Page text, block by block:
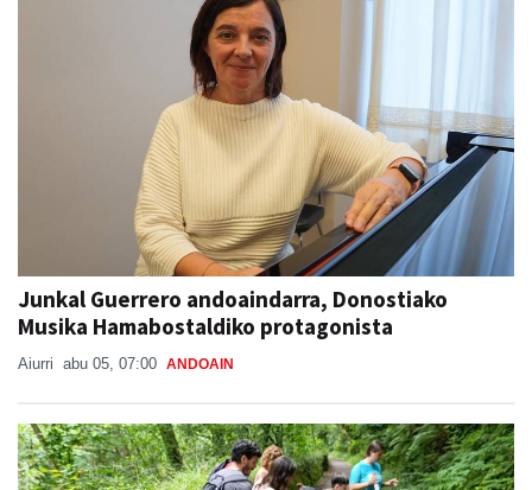
Junkal Guerrero andoaindarra, Donostiako
Musika Hamabostaldiko protagonista
Aiurri abu 05, 07:00 ANDOAIN